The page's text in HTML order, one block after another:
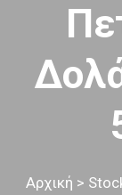
Αρχική >